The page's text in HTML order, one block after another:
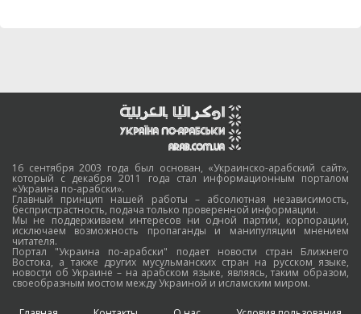
16 сентября 2003 года был основан, «Украинско-арабский сайт»,
который с декабря 2011 года стал информационным порталом
«Украина по-арабски».
Главный принцип нашей работы – абсолютная независимость,
беспристрастность, подача только проверенной информации.
Мы не поддерживаем интересов ни одной партии, корпорации,
исключаем возможность пропаганды и манипуляции мнением
читателя.
Портал "Украина по-арабски" подает новости стран Ближнего
Востока, а также других мусульманских стран на русском языке,
новости об Украине – на арабском языке, являясь, таким образом,
своеобразным мостом между Украиной и исламским миром.